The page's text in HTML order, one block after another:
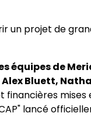
un projet de
équipes de
Bluett,
lancé